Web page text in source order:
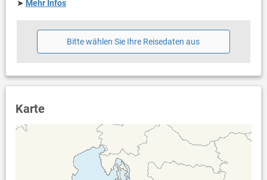
Safe
➤ Mehr Infos
Bitte wählen Sie Ihre Reisedaten aus
Karte